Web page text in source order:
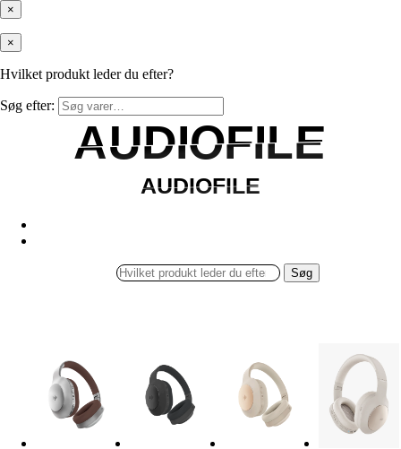
×
×
Hvilket produkt leder du efter?
Søg efter:
AUDIOFILE
AUDIOFILE
AUDIOFILE
AUDIOFILE
Søg